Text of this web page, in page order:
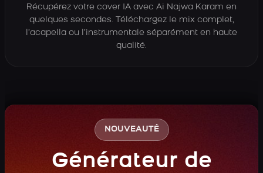
Récupérez votre cover IA avec Ai Najwa Karam en
quelques secondes. Téléchargez le mix complet,
l’acapella ou l’instrumentale séparément en haute
qualité.
NOUVEAUTÉ
Générateur de